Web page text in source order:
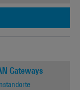
Gateways